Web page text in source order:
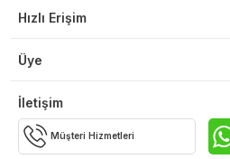
Hızlı Erişim
Üye
İletişim
Müşteri Hizmetleri